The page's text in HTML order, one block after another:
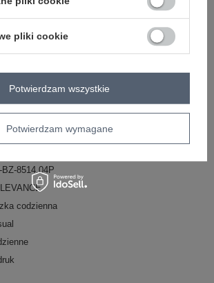
SIĘ I ZOBACZ CENĘ
pomożemy.
601 547 740 Zadaj pytanie
bawełna , 10% elastan
w pralce w 30°C
BZ-8514.04P
codzienna
pliki cookie
Potwierdzam wymagane
Potwierdzam wszystkie